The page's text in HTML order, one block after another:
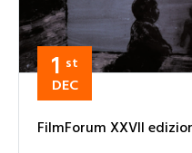
1 st
DEC
FilmForum XXVII